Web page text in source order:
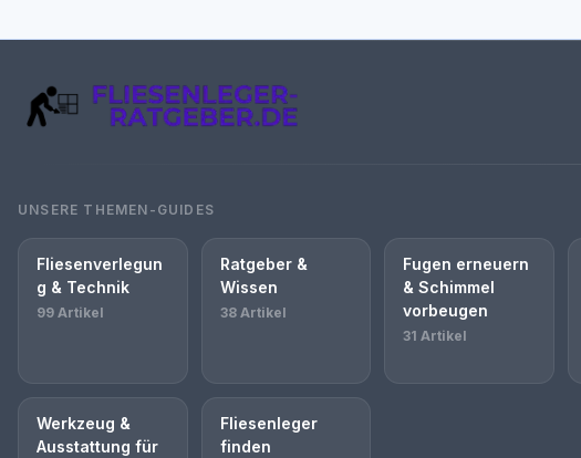
UNSERE THEMEN-GUIDES
Fliesenverlegun
g & Technik
99 Artikel
Ratgeber &
Wissen
38 Artikel
Fugen erneuern
& Schimmel
vorbeugen
31 Artikel
Werkzeug &
Ausstattung für
Fliesenleger
finden